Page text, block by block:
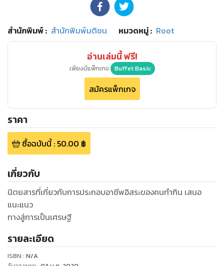
สำนักพิมพ์: สำนักพิมพ์มติชน หมวดหมู่: Root
อ่านเล่มนี้ ฟรี!
เพียงมีแพ็กเกจ Buffet Basic
สมัครแพ็กเกจ
ราคา
ซื้อฉบับนี้: 50.00 ฿
เกี่ยวกับ
นิตยสารที่เกี่ยวกับการประกอบอาชีพอิสระของคนทำกิน เสนอ
แนะแนว
ทางสู่การเป็นเศรษฐี
รายละเอียด
ISBN : N/A